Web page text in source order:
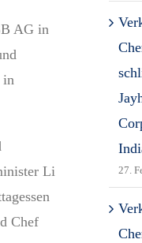
AG in
in
Li
Chef
27.